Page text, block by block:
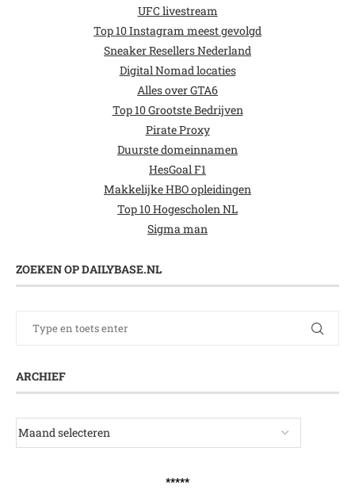
UFC livestream
Top 10 Instagram meest gevolgd
Sneaker Resellers Nederland
Digital Nomad locaties
Alles over GTA6
Top 10 Grootste Bedrijven
Pirate Proxy
Duurste domeinnamen
HesGoal F1
Makkelijke HBO opleidingen
Top 10 Hogescholen NL
Sigma man
ZOEKEN OP DAILYBASE.NL
ARCHIEF
*****